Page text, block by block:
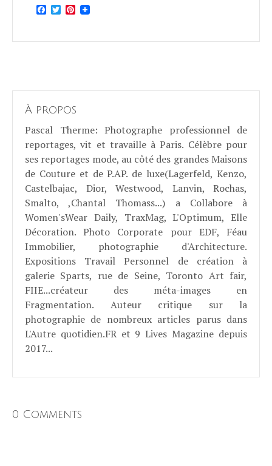
Facebook
TwitterPinterest
À propos
Pascal Therme: Photographe professionnel de
reportages, vit et travaille à Paris. Célèbre pour
ses reportages mode, au côté des grandes Maisons
de Couture et de P.AP. de luxe(Lagerfeld, Kenzo,
Castelbajac, Dior, Westwood, Lanvin, Rochas,
Smalto, ,Chantal Thomass...) a Collabore à
Women'sWear Daily, TraxMag, L'Optimum, Elle
Décoration. Photo Corporate pour EDF, Féau
Immobilier, photographie d'Architecture.
Expositions Travail Personnel de création à
galerie Sparts, rue de Seine, Toronto Art fair,
FIIE...créateur des méta-images en
Fragmentation. Auteur critique sur la
photographie de nombreux articles parus dans
L'Autre quotidien.FR et 9 Lives Magazine depuis
2017...
0 Comments